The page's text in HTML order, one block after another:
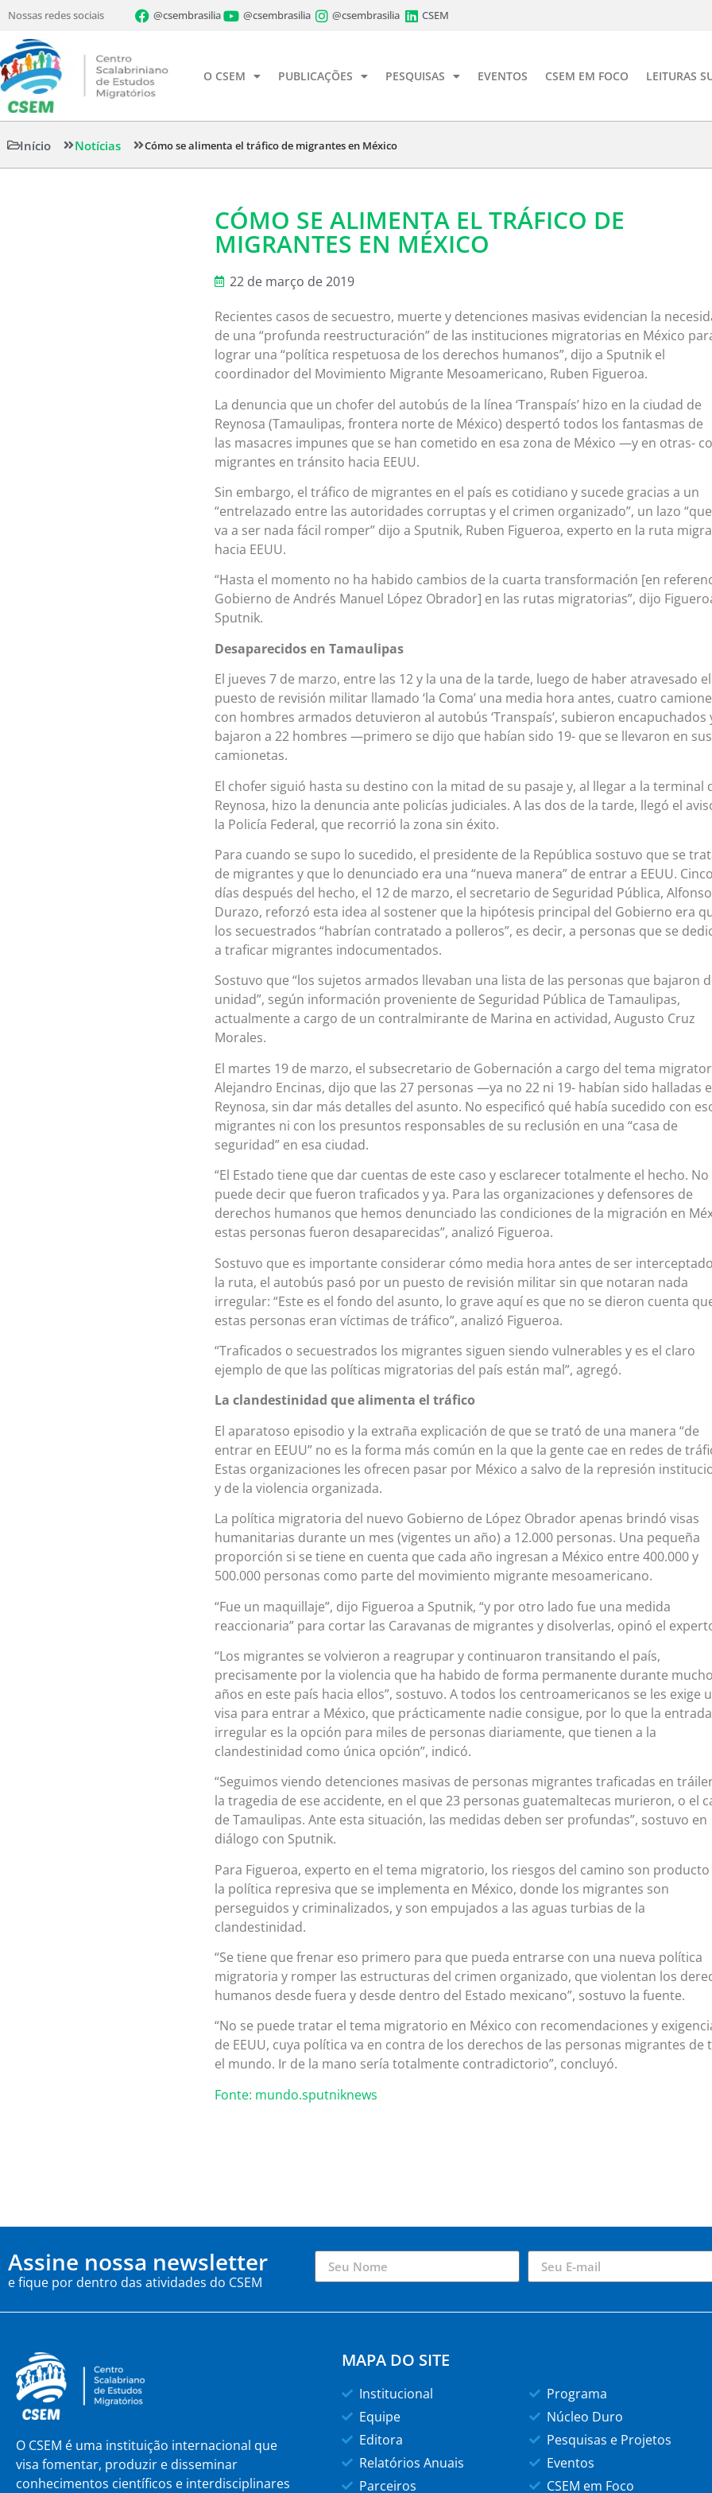
Nossas redes sociais @csembrasilia @csembrasilia @csembrasilia CSEM
O CSEM PUBLICAÇÕES PESQUISAS EVENTOS CSEM EM FOCO LEITURAS
Início Notícias Cómo se alimenta el tráfico de migrantes en México
CÓMO SE ALIMENTA EL TRÁFICO DE
MIGRANTES EN MÉXICO
22 de março de 2019
Recientes casos de secuestro, muerte y detenciones masivas evidencian la
de una “profunda reestructuración” de las instituciones migratorias en México
lograr una “política respetuosa de los derechos humanos”, dijo a Sputnik el
coordinador del Movimiento Migrante Mesoamericano, Ruben Figueroa.
La denuncia que un chofer del autobús de la línea ‘Transpaís’ hizo en la ciudad de
Reynosa (Tamaulipas, frontera norte de México) despertó todos los fantasmas de
las masacres impunes que se han cometido en esa zona de México —y en otras-
migrantes en tránsito hacia EEUU.
Sin embargo, el tráfico de migrantes en el país es cotidiano y sucede gracias a un
“entrelazado entre las autoridades corruptas y el crimen organizado”, un lazo
va a ser nada fácil romper” dijo a Sputnik, Ruben Figueroa, experto en la ruta
hacia EEUU.
“Hasta el momento no ha habido cambios de la cuarta transformación [en
Gobierno de Andrés Manuel López Obrador] en las rutas migratorias”, dijo
Sputnik.
Desaparecidos en Tamaulipas
El jueves 7 de marzo, entre las 12 y la una de la tarde, luego de haber atravesado el
puesto de revisión militar llamado ‘la Coma’ una media hora antes, cuatro
con hombres armados detuvieron al autobús ‘Transpaís’, subieron encapuchados
bajaron a 22 hombres —primero se dijo que habían sido 19- que se llevaron en sus
camionetas.
El chofer siguió hasta su destino con la mitad de su pasaje y, al llegar a la terminal
Reynosa, hizo la denuncia ante policías judiciales. A las dos de la tarde, llegó el
la Policía Federal, que recorrió la zona sin éxito.
Para cuando se supo lo sucedido, el presidente de la República sostuvo que se
de migrantes y que lo denunciado era una “nueva manera” de entrar a EEUU. Cinco
días después del hecho, el 12 de marzo, el secretario de Seguridad Pública, Alfonso
Durazo, reforzó esta idea al sostener que la hipótesis principal del Gobierno era
los secuestrados “habrían contratado a polleros”, es decir, a personas que se
a traficar migrantes indocumentados.
Sostuvo que “los sujetos armados llevaban una lista de las personas que bajaron
unidad”, según información proveniente de Seguridad Pública de Tamaulipas,
actualmente a cargo de un contralmirante de Marina en actividad, Augusto Cruz
Morales.
El martes 19 de marzo, el subsecretario de Gobernación a cargo del tema
Alejandro Encinas, dijo que las 27 personas —ya no 22 ni 19- habían sido halladas
Reynosa, sin dar más detalles del asunto. No especificó qué había sucedido con
migrantes ni con los presuntos responsables de su reclusión en una “casa de
seguridad” en esa ciudad.
“El Estado tiene que dar cuentas de este caso y esclarecer totalmente el hecho. No
puede decir que fueron traficados y ya. Para las organizaciones y defensores de
derechos humanos que hemos denunciado las condiciones de la migración en
estas personas fueron desaparecidas”, analizó Figueroa.
Sostuvo que es importante considerar cómo media hora antes de ser
la ruta, el autobús pasó por un puesto de revisión militar sin que notaran nada
irregular: “Este es el fondo del asunto, lo grave aquí es que no se dieron cuenta
estas personas eran víctimas de tráfico”, analizó Figueroa.
“Traficados o secuestrados los migrantes siguen siendo vulnerables y es el claro
ejemplo de que las políticas migratorias del país están mal”, agregó.
La clandestinidad que alimenta el tráfico
El aparatoso episodio y la extraña explicación de que se trató de una manera “de
entrar en EEUU” no es la forma más común en la que la gente cae en redes de
Estas organizaciones les ofrecen pasar por México a salvo de la represión
y de la violencia organizada.
La política migratoria del nuevo Gobierno de López Obrador apenas brindó visas
humanitarias durante un mes (vigentes un año) a 12.000 personas. Una pequeña
proporción si se tiene en cuenta que cada año ingresan a México entre 400.000 y
500.000 personas como parte del movimiento migrante mesoamericano.
“Fue un maquillaje”, dijo Figueroa a Sputnik, “y por otro lado fue una medida
reaccionaria” para cortar las Caravanas de migrantes y disolverlas, opinó el
“Los migrantes se volvieron a reagrupar y continuaron transitando el país,
precisamente por la violencia que ha habido de forma permanente durante
años en este país hacia ellos”, sostuvo. A todos los centroamericanos se les exige
visa para entrar a México, que prácticamente nadie consigue, por lo que la entrada
irregular es la opción para miles de personas diariamente, que tienen a la
clandestinidad como única opción”, indicó.
“Seguimos viendo detenciones masivas de personas migrantes traficadas en
la tragedia de ese accidente, en el que 23 personas guatemaltecas murieron, o el
de Tamaulipas. Ante esta situación, las medidas deben ser profundas”, sostuvo en
diálogo con Sputnik.
Para Figueroa, experto en el tema migratorio, los riesgos del camino son producto
la política represiva que se implementa en México, donde los migrantes son
perseguidos y criminalizados, y son empujados a las aguas turbias de la
clandestinidad.
“Se tiene que frenar eso primero para que pueda entrarse con una nueva política
migratoria y romper las estructuras del crimen organizado, que violentan los
humanos desde fuera y desde dentro del Estado mexicano”, sostuvo la fuente.
“No se puede tratar el tema migratorio en México con recomendaciones y
de EEUU, cuya política va en contra de los derechos de las personas migrantes de
el mundo. Ir de la mano sería totalmente contradictorio”, concluyó.
Fonte: mundo.sputniknews
Assine nossa newsletter
e fique por dentro das atividades do CSEM
O CSEM é uma instituição internacional que
visa fomentar, produzir e disseminar
conhecimentos científicos e interdisciplinares
MAPA DO SITE
Institucional
Equipe
Editora
Relatórios Anuais
Parceiros
Programa
Núcleo Duro
Pesquisas e Projetos
Eventos
CSEM em Foco